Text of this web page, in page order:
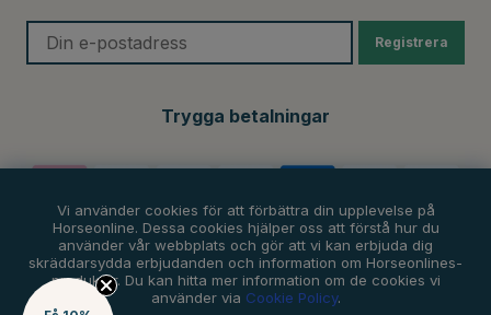
Registrera
Trygga betalningar
Vi använder cookies för att förbättra din upplevelse på
Horseonline. Dessa cookies hjälper oss att förstå hur du
använder vår webbplats och gör att vi kan erbjuda dig
skräddarsydda erbjudanden och information om Horseonlines-
produkter. Du kan hitta mer information om de cookies vi
använder via Cookie Policy.